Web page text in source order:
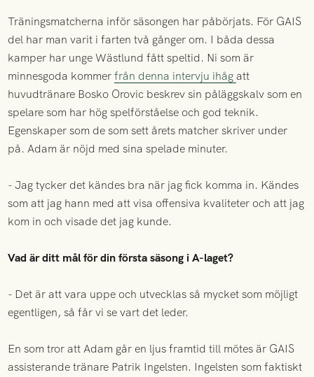
Träningsmatcherna inför säsongen har påbörjats. För GAIS
del har man varit i farten två gånger om. I båda dessa
kamper har unge Wästlund fått speltid. Ni som är
minnesgoda kommerfrån denna intervju ihågatt
huvudtränare Bosko Orovic beskrev sin påläggskalv som en
spelare som har hög spelförståelse och god teknik.
Egenskaper som de som sett årets matcher skriver under
på. Adam är nöjd med sina spelade minuter.
- Jag tycker det kändes bra när jag fick komma in. Kändes
som att jag hann med att visa offensiva kvaliteter och att jag
kom in och visade det jag kunde.
Vad är ditt mål för din första säsong i A-laget?
- Det är att vara uppe och utvecklas så mycket som möjligt
egentligen, så får vi se vart det leder.
En som tror att Adam går en ljus framtid till mötes är GAIS
assisterande tränare Patrik Ingelsten. Ingelsten som faktiskt